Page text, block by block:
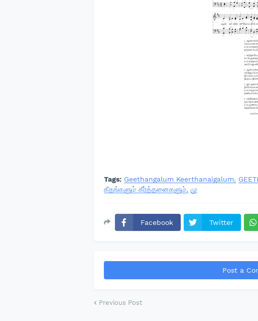
Tags: Geethangalum Keerthanaigalum
கீதங்களும் கீர்த்தனைகளும் மு
Facebook Twitter
Post a
Previous Post